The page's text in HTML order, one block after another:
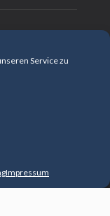
Service zu
Impressum